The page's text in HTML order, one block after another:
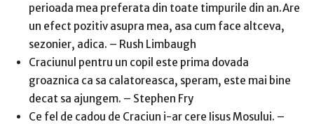
perioada mea preferata din toate timpurile din an.Are
un efect pozitiv asupra mea, asa cum face altceva,
sezonier, adica. – Rush Limbaugh
Craciunul pentru un copil este prima dovada
groaznica ca sa calatoreasca, speram, este mai bine
decat sa ajungem. – Stephen Fry
Ce fel de cadou de Craciun i-ar cere Iisus Mosului. –